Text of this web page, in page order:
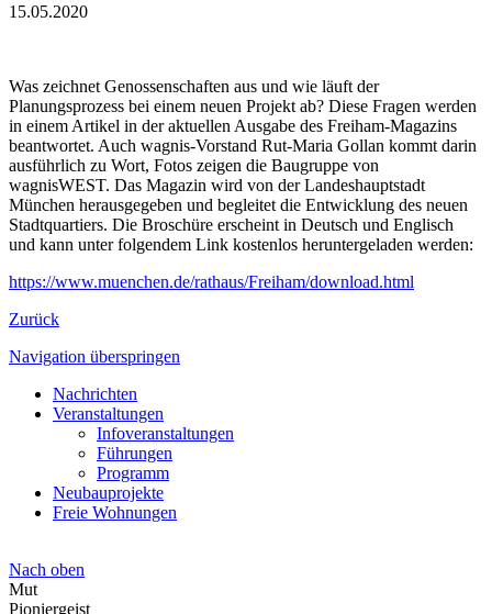
15.05.2020
Was zeichnet Genossenschaften aus und wie läuft der
Planungsprozess bei einem neuen Projekt ab? Diese Fragen werden
in einem Artikel in der aktuellen Ausgabe des Freiham-Magazins
beantwortet. Auch wagnis-Vorstand Rut-Maria Gollan kommt darin
ausführlich zu Wort, Fotos zeigen die Baugruppe von
wagnisWEST. Das Magazin wird von der Landeshauptstadt
München herausgegeben und begleitet die Entwicklung des neuen
Stadtquartiers. Die Broschüre erscheint in Deutsch und Englisch
und kann unter folgendem Link kostenlos heruntergeladen werden:
https://www.muenchen.de/rathaus/Freiham/download.html
Zurück
Navigation überspringen
Nachrichten
Veranstaltungen
Infoveranstaltungen
Führungen
Programm
Neubauprojekte
Freie Wohnungen
Nach oben
Mut
Pioniergeist